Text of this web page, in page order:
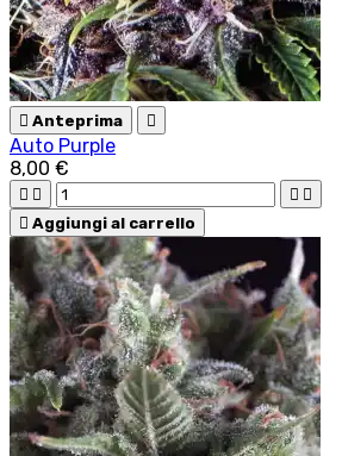
 Anteprima 
Auto Purple
8,00 €
   
 Aggiungi al carrello